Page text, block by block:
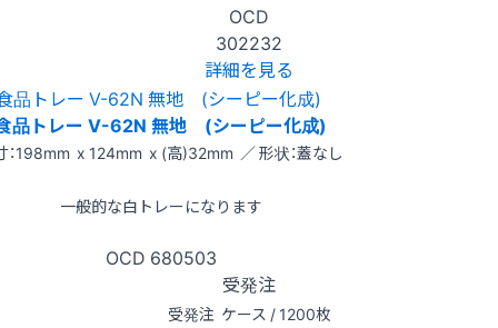
OCD
302232
詳細を見る
品トレー V-62N 無地 (シーピー化成)
：198mm x 124mm x (高)32mm ／ 形状：蓋なし
一般的な白トレーになります
OCD 680503
受発注
受発注 ケース / 1200枚